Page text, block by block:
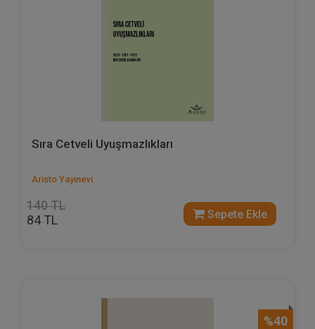
Sıra Cetveli Uyuşmazlıkları
Aristo Yayınevi
140 TL
84 TL Sepete Ekle
%40